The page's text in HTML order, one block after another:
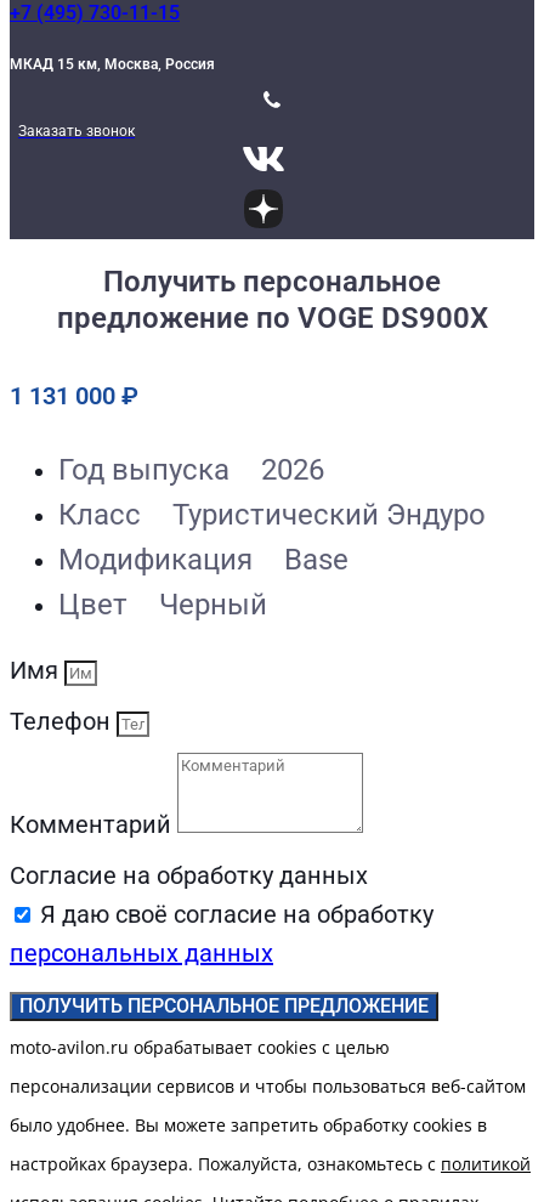
+7 (495) 730-11-15
МКАД 15 км, Москва, Россия
Заказать звонок
Получить персональное
предложение по VOGE DS900X
1 131 000 ₽
Год выпуска
2026
Класс
Туристический Эндуро
Модификация
Base
Цвет
Черный
Имя
Телефон
Комментарий
Согласие на обработку данных
Я даю своё согласие на обработку
персональных данных
ПОЛУЧИТЬ ПЕРСОНАЛЬНОЕ ПРЕДЛОЖЕНИЕ
moto-avilon.ru обрабатывает cookies с целью
персонализации сервисов и чтобы пользоваться веб-сайтом
было удобнее. Вы можете запретить обработку сookies в
настройках браузера. Пожалуйста, ознакомьтесь с политикой